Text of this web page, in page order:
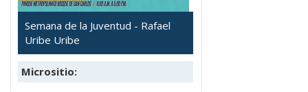
Semana de la Juventud - Rafael
Uribe Uribe
Micrositio: